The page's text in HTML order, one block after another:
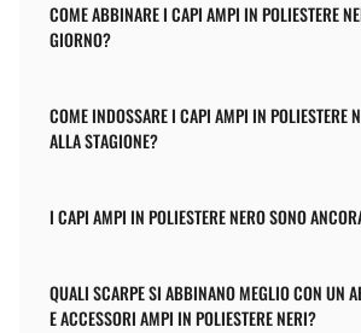
COME ABBINARE I CAPI AMPI IN POLIESTERE
GIORNO?
COME INDOSSARE I CAPI AMPI IN POLIESTERE
ALLA STAGIONE?
I CAPI AMPI IN POLIESTERE NERO SONO
QUALI SCARPE SI ABBINANO MEGLIO CON UN
E ACCESSORI AMPI IN POLIESTERE NERI?